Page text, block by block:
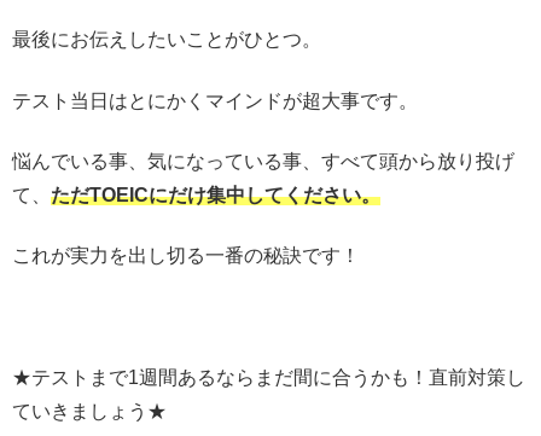
最後にお伝えしたいことがひとつ。
テスト当日はとにかくマインドが超大事です。
悩んでいる事、気になっている事、すべて頭から放り投げ
て、 ただTOEICにだけ集中してください。
これが実力を出し切る一番の秘訣です！
★テストまで1週間あるならまだ間に合うかも！直前対策し
ていきましょう★